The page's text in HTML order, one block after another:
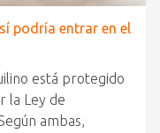
podría entrar en el
está protegido
la Ley de
ambas,